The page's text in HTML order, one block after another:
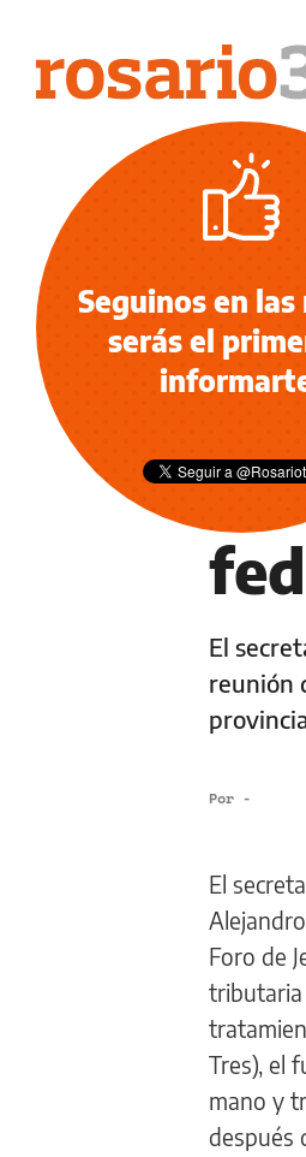
NOTICIAS
El
reunión
Por -
El
Foro de
tributaria
Tres), el
mano y
después
Seguinos en las
serás el